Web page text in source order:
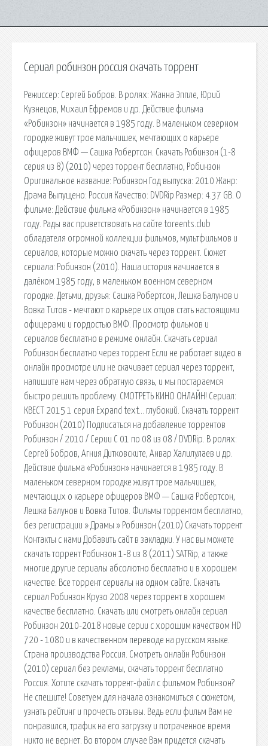
Сериал робинзон россия скачать торрент
Режиссер: Сергей Бобров. В ролях: Жанна Эппле, Юрий
Кузнецов, Михаил Ефремов и др. Действие фильма
«Робинзон» начинается в 1985 году. В маленьком северном
городке живут трое мальчишек, мечтающих о карьере
офицеров ВМФ — Сашка Робертсон. Скачать Робинзон (1-8
серия из 8) (2010) через торрент бесплатно, Робинзон
Оригинальное название: Робинзон Год выпуска: 2010 Жанр:
Драма Выпущено: Россия Качество: DVDRip Размер: 4.37 GB. О
фильме: Действие фильма «Робинзон» начинается в 1985
году. Рады вас приветствовать на сайте toreents.club
обладателя огромной коллекции фильмов, мультфильмов и
сериалов, которые можно скачать через торрент. Сюжет
сериала: Робинзон (2010). Наша история начинается в
далёком 1985 году, в маленьком военном северном
городке. Детьми, друзья: Сашка Робертсон, Лешка Балунов и
Вовка Титов - мечтают о карьере их отцов стать настоящими
офицерами и гордостью ВМФ. Просмотр фильмов и
сериалов бесплатно в режиме онлайн. Скачать сериал
Робинзон бесплатно через торрент Если не работает видео в
онлайн просмотре или не скачивает сериал через торрент,
напишите нам через обратную связь, и мы постараемся
быстро решить проблему. СМОТРЕТЬ КИНО ОНЛАЙН! Сериал:
КВЕСТ 2015 1 серия Expand text… глубокий. Скачать торрент
Робинзон (2010) Подписаться на добавление торрентов
Робинзон / 2010 / Серии С 01 по 08 из 08 / DVDRip. В ролях:
Сергей Бобров, Агния Дитковските, Анвар Халилулаев и др.
Действие фильма «Робинзон» начинается в 1985 году. В
маленьком северном городке живут трое мальчишек,
мечтающих о карьере офицеров ВМФ — Сашка Робертсон,
Лешка Балунов и Вовка Титов. Фильмы торрентом бесплатно,
без регистрации » Драмы » Робинзон (2010) Скачать торрент
Контакты с нами Добавить сайт в закладки. У нас вы можете
скачать торрент Робинзон 1-8 из 8 (2011) SATRip, а также
многие другие сериалы абсолютно бесплатно и в хорошем
качестве. Все торрент сериалы на одном сайте. Скачать
сериал Робинзон Крузо 2008 через торрент в хорошем
качестве бесплатно. Скачать или смотреть онлайн сериал
Робинзон 2010-2018 новые серии с хорошим качеством HD
720 - 1080 и в качественном переводе на русском языке.
Страна производства Россия. Смотреть онлайн Робинзон
(2010) сериал без рекламы, скачать торрент бесплатно
Россия. Хотите скачать торрент-файл с фильмом Робинзон?
Не спешите! Советуем для начала ознакомиться с сюжетом,
узнать рейтинг и прочесть отзывы. Ведь если фильм Вам не
понравился, трафик на его загрузку и потраченное время
никто не вернет. Во втором случае Вам придется скачать